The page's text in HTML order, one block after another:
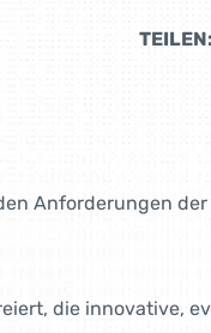
TEILEN:
Anforderungen der
die innovative,